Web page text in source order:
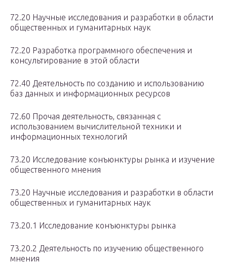
72.20 Научные исследования и разработки в области
общественных и гуманитарных наук
72.20 Разработка программного обеспечения и
консультирование в этой области
72.40 Деятельность по созданию и использованию
баз данных и информационных ресурсов
72.60 Прочая деятельность, связанная с
использованием вычислительной техники и
информационных технологий
73.20 Исследование конъюнктуры рынка и изучение
общественного мнения
73.20 Научные исследования и разработки в области
общественных и гуманитарных наук
73.20.1 Исследование конъюнктуры рынка
73.20.2 Деятельность по изучению общественного
мнения